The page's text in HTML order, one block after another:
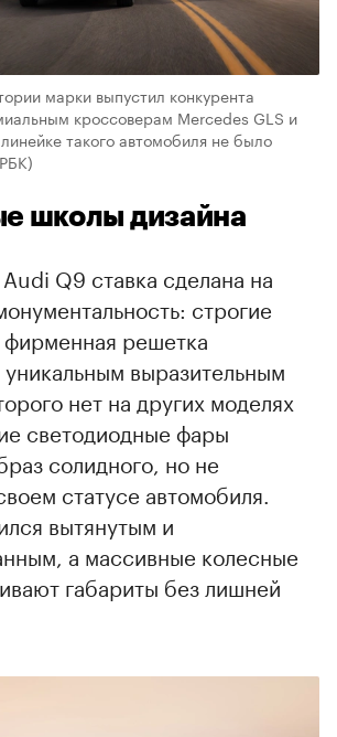
марки выпустил конкурента
кроссоверам Mercedes GLS и
такого автомобиля не было
00:00
школы дизайна
Q9 ставка сделана на
строгие
фирменная решетка
выразительным
нет на других моделях
светодиодные фары
солидного, но не
статусе автомобиля.
вытянутым и
а массивные колесные
габариты без лишней